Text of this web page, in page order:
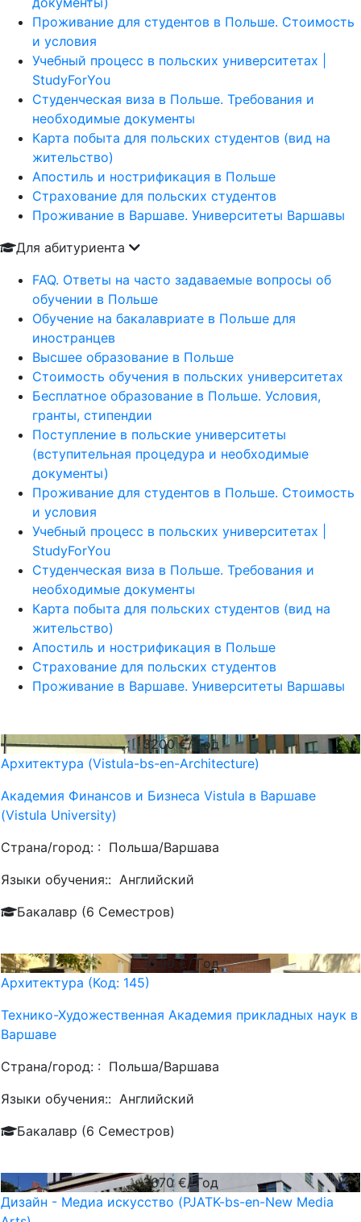
Проживание для студентов в Польше. Стоимость
и условия
Учебный процесс в польских университетах |
StudyForYou
Студенческая виза в Польше. Требования и
необходимые документы
Карта побыта для польских студентов (вид на
жительство)
Апостиль и нострификация в Польше
Страхование для польских студентов
Проживание в Варшаве. Университеты Варшавы
Для абитуриента
FAQ. Ответы на часто задаваемые вопросы об
обучении в Польше
Обучение на бакалавриате в Польше для
иностранцев
Высшее образование в Польше
Стоимость обучения в польских университетах
Бесплатное образование в Польше. Условия,
гранты, стипендии
Поступление в польские университеты
(вступительная процедура и необходимые
документы)
Проживание для студентов в Польше. Стоимость
и условия
Учебный процесс в польских университетах |
StudyForYou
Студенческая виза в Польше. Требования и
необходимые документы
Карта побыта для польских студентов (вид на
жительство)
Апостиль и нострификация в Польше
Страхование для польских студентов
Проживание в Варшаве. Университеты Варшавы
3200€/ Год
Архитектура (Vistula-bs-en-Architecture)
Академия Финансов и Бизнеса Vistula в Варшаве
(Vistula University)
Страна/город: : Польша/Варшава
Языки обучения:: Английский
Бакалавр (6 Семестров)
3500€/ Год
Архитектура (Код: 145)
Технико-Художественная Академия прикладных наук в
Варшаве
Страна/город: : Польша/Варшава
Языки обучения:: Английский
Бакалавр (6 Семестров)
3670€/ Год
Дизайн - Медиа искусство (PJATK-bs-en-New Media